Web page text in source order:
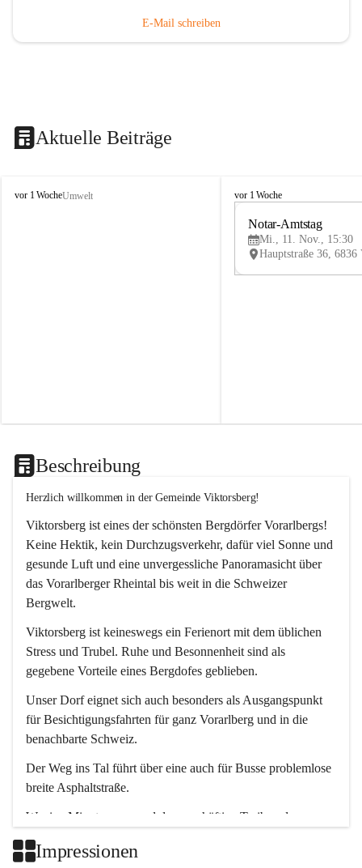
E-Mail schreiben
Aktuelle Beiträge
V
vor 1 WocheUmwelt
V
vor 1 Woche
Notar-Amtstag
Mi., 11. Nov., 15:30
Beschreibung
Herzlich willkommen in der Gemeinde Viktorsberg!
Viktorsberg ist eines der schönsten Bergdörfer Vorarlbergs!
Keine Hektik, kein Durchzugsverkehr, dafür viel Sonne und
gesunde Luft und eine unvergessliche Panoramasicht über
das Vorarlberger Rheintal bis weit in die Schweizer
Bergwelt.
Viktorsberg ist keineswegs ein Ferienort mit dem üblichen
Stress und Trubel. Ruhe und Besonnenheit sind als
gegebene Vorteile eines Bergdofes geblieben.
Unser Dorf eignet sich auch besonders als Ausgangspunkt
für Besichtigungsfahrten für ganz Vorarlberg und in die
benachbarte Schweiz.
Der Weg ins Tal führt über eine auch für Busse problemlose
breite Asphaltstraße.
Wenige Minuten nur, und das geschäftige Treiben der
Impressionen